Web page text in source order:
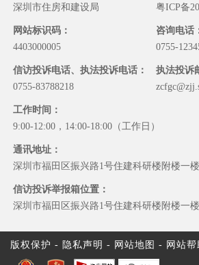
深圳市住房和建设局
粤ICP备
网站标识码：
4403000005
咨询电话
0755-
信访投诉电话、执法投诉电话：
0755-83788218
执法投诉
工作时间：
9:00-12:00，14:00-18:00（工作日）
通讯地址：
深圳市福田区振兴路1号住建科研楼附楼一楼
信访投诉举报箱位置：
深圳市福田区振兴路1号住建科研楼附楼一
版权保护 - 隐私声明 - 网站地图 - 网站帮